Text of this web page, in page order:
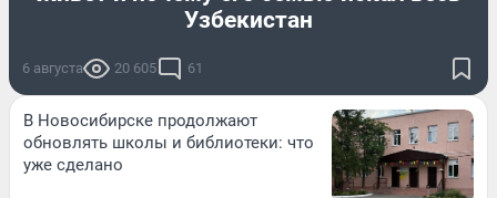
Узбекистан
6 августа 20 605 61
В Новосибирске продолжают
обновлять школы и библиотеки: что
уже сделано